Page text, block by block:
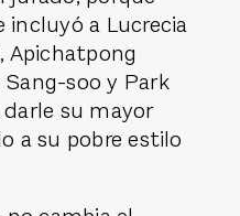
a Lucrecia
Apichatpong
soo y Park
su mayor
a su pobre estilo